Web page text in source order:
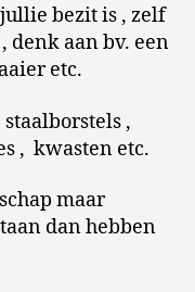
bezit is , zelf
denk aan bv. een
etc.
,
, kwasten etc.
maar
dan hebben